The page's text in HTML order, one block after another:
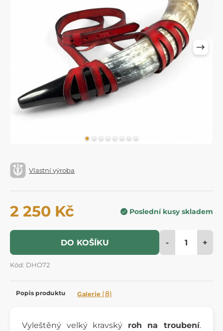
Vlastní výroba
2 250 Kč Poslední kusy skladem
DO KOŠÍKU - +
Kód: DHO72
Popis produktu Galerie (8)
Vyleštěný velký kravský roh na troubení.